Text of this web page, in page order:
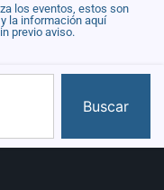
los eventos, estos son
la información aquí
previo aviso.
Buscar